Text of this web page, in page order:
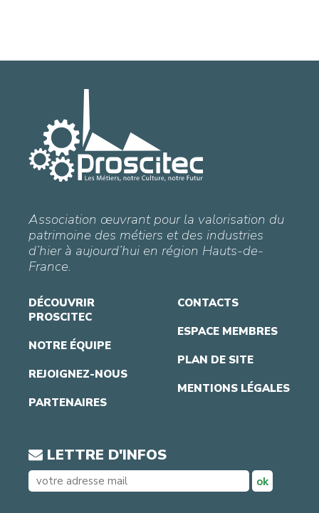
Association œuvrant pour la valorisation du
patrimoine des métiers et des industries
d’hier à aujourd’hui en région Hauts-de-
France.
DÉCOUVRIR
PROSCITEC
NOTRE ÉQUIPE
REJOIGNEZ-NOUS
PARTENAIRES
CONTACTS
ESPACE MEMBRES
PLAN DE SITE
MENTIONS LÉGALES
LETTRE D'INFOS